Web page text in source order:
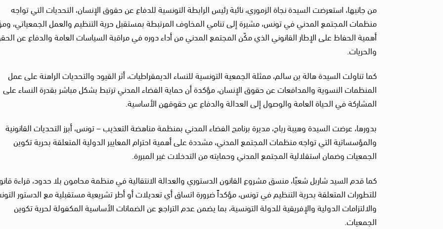
من جانبها، استعرضت السيدة نجاة الزموري، نائبة رئيس الرابطة التونسية للدفاع عن حقوق الإنسان، التحديات التي تواجه
منظمات المجتمع المدني في تونس، مشيرة إلى تنامي المخاوف المرتبطة بمستقبل حرية التنظيم والعمل الجمعياتي،
أهمية الحفاظ على الإطار القانوني الذي مكّن المجتمع المدني من أداء دوره في مراقبة السياسات العامة والدفاع عن
والحريات.
كما تناولت السيدة هالة بن سالم، ممثلة الجمعية التونسية للنساء الديمقراطيات، أثر القيود والتحديات الراهنة على عمل
المنظمات النسوية والمدافعات عن حقوق الإنسان، مؤكدة أن حماية الفضاء المدني ترتبط بشكل مباشر بقدرة النساء على
المشاركة في الحياة العامة والوصول إلى العدالة والدفاع عن حقوقهن الأساسية.
بدورها، عرضت السيدة وهيبة رباح، مديرة برنامج الفضاء المدني بمنظمة مناهضة التعذيب – تونس، أبرز التحديات القانونية
والمؤسساتية التي تواجه منظمات المجتمع المدني، مشددة على أهمية احترام المعايير الدولية المتعلقة بحرية تكوين
الجمعيات وضمان استقلالية المجتمع المدني وحمايته من التدخلات غير المبررة.
كما قدم السيد شاربل شعيّا، منسق مشروع القانون الدستوري والعدالة الانتقالية في منظمة محامون بلا حدود، قراءة
للتطورات المتعلقة بحرية التنظيم في تونس، مؤكداً ضرورة اتساق أي تعديلات أو أطر تشريعية مستقبلية مع الدستور
والالتزامات الدولية والإفريقية للدولة التونسية، بما يضمن عدم التراجع عن الضمانات الأساسية المكفولة لحرية تكوين
الجمعيات.